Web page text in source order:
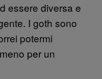
essere diversa e
I goth sono
potermi
per un